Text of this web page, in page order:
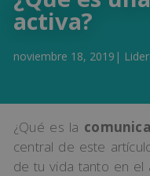
activa?
noviembre 18, 2019 |
¿Qué es la
central de este
de tu vida tanto en el